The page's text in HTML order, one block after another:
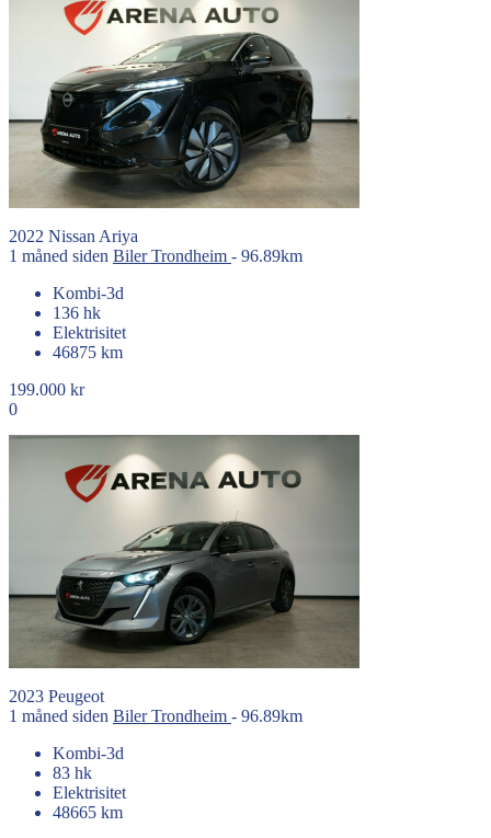
2022 Nissan Ariya
1 måned siden BilerTrondheim - 96.89km
Kombi-3d
136 hk
Elektrisitet
46875 km
199.000 kr
0
2023 Peugeot
1 måned siden BilerTrondheim - 96.89km
Kombi-3d
83 hk
Elektrisitet
48665 km